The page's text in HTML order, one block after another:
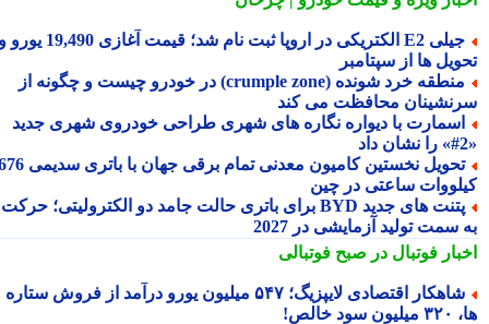
جیلی E2 الکتریکی در اروپا ثبت نام شد؛ قیمت آغازی 19,490 یورو و
ها از سپتامبر
منطقه خرد شونده (crumple zone) در خودرو چیست و چگونه از
محافظت می کند
با دیواره نگاره های شهری طراحی خودروی شهری جدید
تحویل نخستین کامیون معدنی تمام برقی جهان با باتری سدیمی 676
ساعتی در چین
پتنت های جدید BYD برای باتری حالت جامد دو الکترولیتی؛ حرکت
سمت تولید آزمایشی در 2027
فوتبال در صبح فوتبالی
شاهکار اقتصادی لایپزیگ؛ ۵۴۷ میلیون یورو درآمد از فروش ستاره